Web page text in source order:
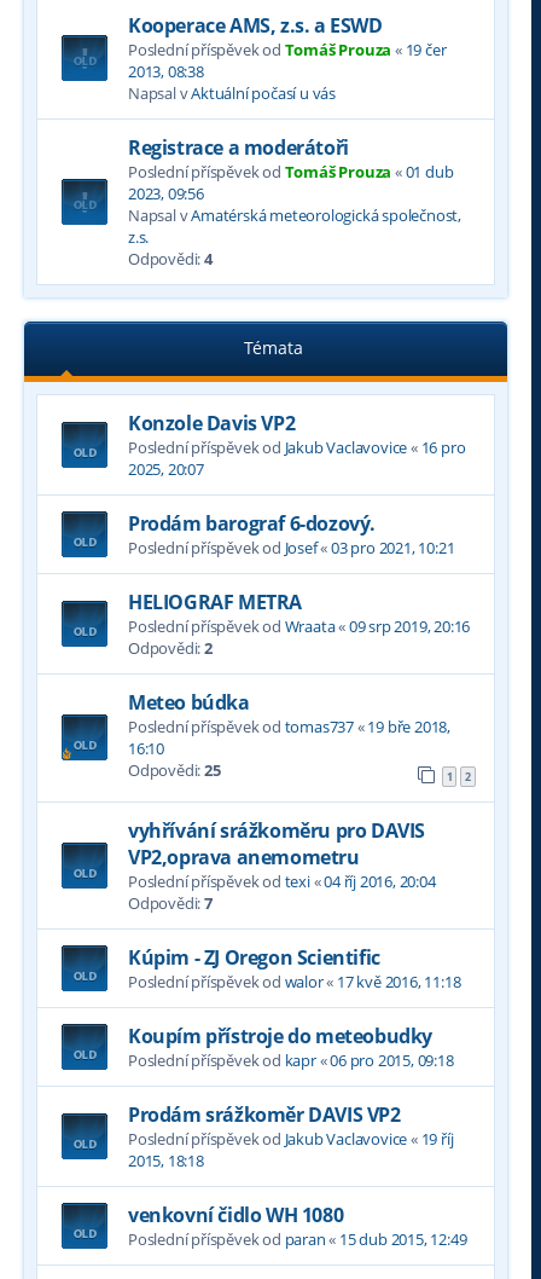
Kooperace AMS, z.s. a ESWD
Poslední příspěvek od Tomáš Prouza « 19 čer
2013, 08:38
Napsal vAktuální počasí u vás
Registrace a moderátoři
Poslední příspěvek od Tomáš Prouza «01 dub
2023, 09:56
Napsal vAmatérská meteorologická společnost,
z.s.
Odpovědi:4
Témata
Konzole Davis VP2
Poslední příspěvek od Jakub Vaclavovice« 16 pro
2025, 20:07
Prodám barograf 6-dozový.
Poslední příspěvek od Josef«03 pro 2021, 10:21
HELIOGRAF METRA
Poslední příspěvek od Wraata«09 srp 2019, 20:16
Odpovědi:2
Meteo búdka
Poslední příspěvek od tomas737«19 bře 2018,
16:10
Odpovědi:25 1 2
vyhřívání srážkoměru pro DAVIS
VP2,oprava anemometru
Poslední příspěvek od texi«04 říj 2016, 20:04
Odpovědi:7
Kúpim - ZJ Oregon Scientific
Poslední příspěvek od walor« 17 kvě 2016, 11:18
Koupím přístroje do meteobudky
Poslední příspěvek od kapr«06 pro 2015, 09:18
Prodám srážkoměr DAVIS VP2
Poslední příspěvek od Jakub Vaclavovice« 19 říj
2015, 18:18
venkovní čidlo WH 1080
Poslední příspěvek od paran« 15 dub 2015, 12:49